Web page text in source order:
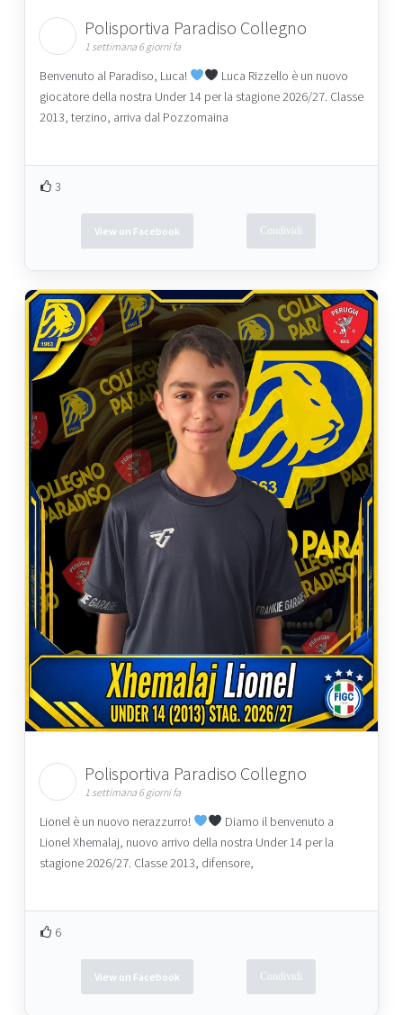
Polisportiva Paradiso Collegno
1 settimana 6 giorni fa
Benvenuto al Paradiso, Luca!
Luca Rizzello è un nuovo
giocatore della nostra Under 14 per la stagione 2026/27. Classe
2013, terzino, arriva dal Pozzomaina
3
View on Facebook Condividi
Polisportiva Paradiso Collegno
1 settimana 6 giorni fa
Lionel è un nuovo nerazzurro!
Diamo il benvenuto a
Lionel Xhemalaj, nuovo arrivo della nostra Under 14 per la
stagione 2026/27. Classe 2013, difensore,
6
View on Facebook Condividi